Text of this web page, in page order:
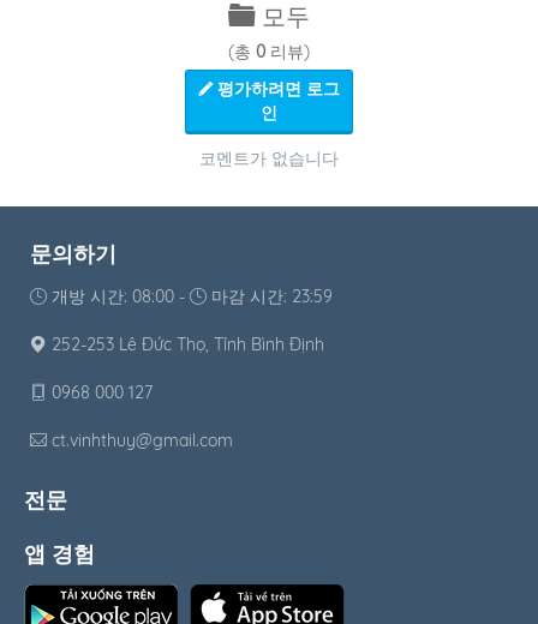
모두
(총 0 리뷰)
평가하려면 로그
인
코멘트가 없습니다
문의하기
개방 시간: 08:00 - 마감 시간: 23:59
252-253 Lê Đức Thọ, Tỉnh Bình Định
0968 000 127
ct.vinhthuy@gmail.com
전문
앱 경험